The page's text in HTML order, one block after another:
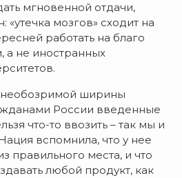
мгновенной отдачи,
мозгов» сходит на
работать на благо
а не иностранных
ширины
России введенные
что-то ввозить – так мы и
вспомнила, что у нее
правильного места, и что
любой продукт, как